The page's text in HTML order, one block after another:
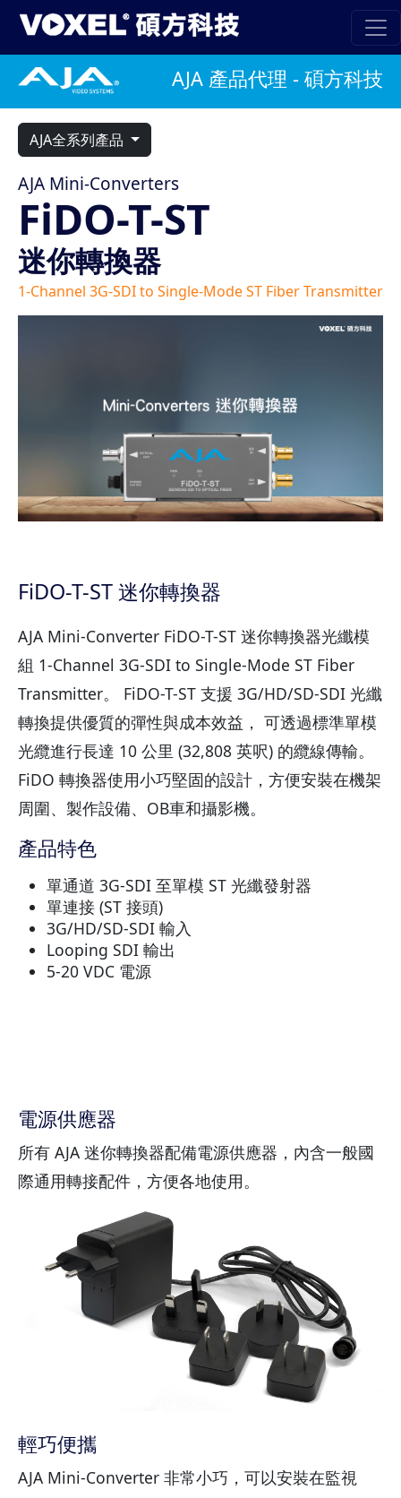
AJA 產品代理 - 碩方科技
AJA全系列產品
AJA Mini-Converters
FiDO-T-ST
迷你轉換器
1-Channel 3G-SDI to Single-Mode ST Fiber Transmitter
FiDO-T-ST 迷你轉換器
AJA Mini-Converter FiDO-T-ST 迷你轉換器光纖模
組 1-Channel 3G-SDI to Single-Mode ST Fiber
Transmitter。 FiDO-T-ST 支援 3G/HD/SD-SDI 光纖
轉換提供優質的彈性與成本效益， 可透過標準單模
光纜進行長達 10 公里 (32,808 英呎) 的纜線傳輸。
FiDO 轉換器使用小巧堅固的設計，方便安裝在機架
周圍、製作設備、OB車和攝影機。
產品特色
單通道 3G-SDI 至單模 ST 光纖發射器
單連接 (ST 接頭)
3G/HD/SD-SDI 輸入
Looping SDI 輸出
5-20 VDC 電源
電源供應器
所有 AJA 迷你轉換器配備電源供應器，內含一般國
際通用轉接配件，方便各地使用。
輕巧便攜
AJA Mini-Converter 非常小巧，可以安裝在監視